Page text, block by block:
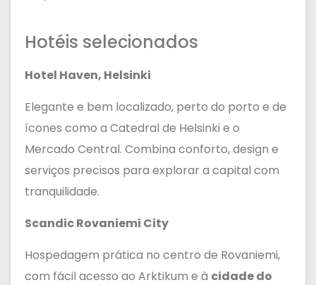
Hotéis selecionados
Hotel Haven, Helsinki
Elegante e bem localizado, perto do porto e de
ícones como a Catedral de Helsinki e o
Mercado Central. Combina conforto, design e
serviços precisos para explorar a capital com
tranquilidade.
Scandic Rovaniemi City
Hospedagem prática no centro de Rovaniemi,
com fácil acesso ao Arktikum e à cidade do